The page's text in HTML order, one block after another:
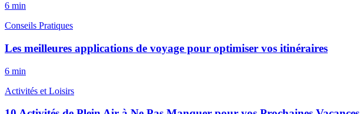
6 min
Conseils Pratiques
Les meilleures applications de voyage pour optimiser vos itinéraires
6 min
Activités et Loisirs